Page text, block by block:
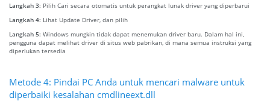
Langkah 3: Pilih Cari secara otomatis untuk perangkat lunak driver yang diperbarui
Langkah 4: Lihat Update Driver, dan pilih
Langkah 5: Windows mungkin tidak dapat menemukan driver baru. Dalam hal ini,
pengguna dapat melihat driver di situs web pabrikan, di mana semua instruksi yang
diperlukan tersedia
Metode 4: Pindai PC Anda untuk mencari malware untuk
diperbaiki kesalahan cmdlineext.dll